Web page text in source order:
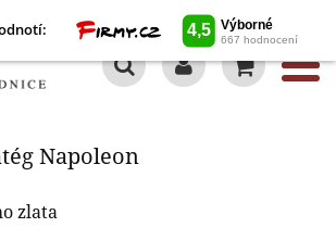
Napoleon
zlata
stratég Napoleon